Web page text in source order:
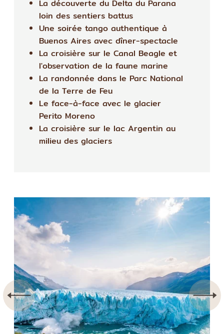
La découverte du Delta du Parana
loin des sentiers battus
Une soirée tango authentique à
Buenos Aires avec dîner-spectacle
La croisière sur le Canal Beagle et
l'observation de la faune marine
La randonnée dans le Parc National
de la Terre de Feu
Le face-à-face avec le glacier
Perito Moreno
La croisière sur le lac Argentin au
milieu des glaciers